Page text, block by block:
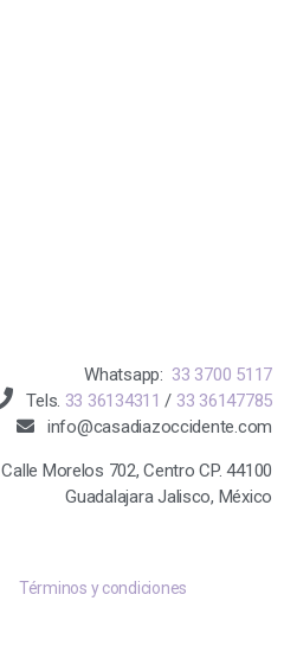
Whatsapp: 33 3700 5117
Tels. 33 36134311 / 33 36147785
info@casadiazoccidente.com
Calle Morelos 702, Centro CP. 44100
Guadalajara Jalisco, México
Términos y condiciones